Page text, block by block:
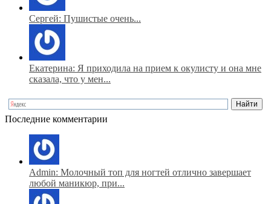
Сергей: Пушистые очень...
Екатерина: Я приходила на прием к окулисту и она мне
сказала, что у мен...
Последние комментарии
Admin: Молочный топ для ногтей отлично завершает
любой маникюр, при...